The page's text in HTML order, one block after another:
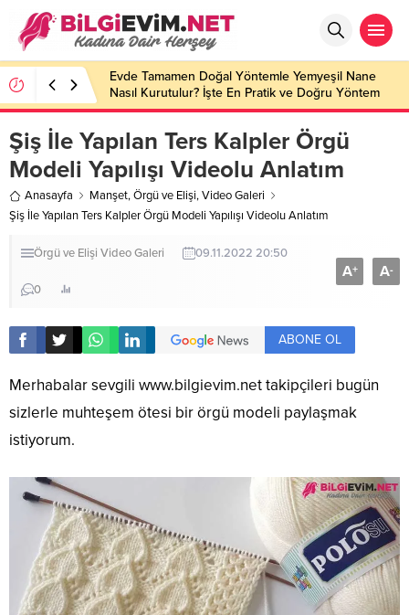
Evde Tamamen Doğal Yöntemle Yemyeşil Nane
Nasıl Kurutulur? İşte En Pratik ve Doğru Yöntem
Şiş İle Yapılan Ters Kalpler Örgü
Modeli Yapılışı Videolu Anlatım
Anasayfa Manşet,Örgü ve Elişi,Video Galeri
Şiş İle Yapılan Ters Kalpler Örgü Modeli Yapılışı Videolu Anlatım
Örgü ve Elişi Video Galeri 09.11.2022 20:50
0
A+ A-
ABONE OL
Merhabalar sevgili www.bilgievim.nettakipçileri bugün
sizlerle muhteşem ötesi bir örgü modeli paylaşmak
istiyorum.